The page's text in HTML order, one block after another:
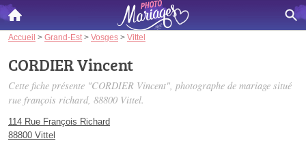
Accueil > Grand-Est > Vosges > Vittel
CORDIER Vincent
Cette fiche présente "CORDIER Vincent", photographe de mariage situé
rue françois richard, 88800 Vittel.
114 Rue François Richard
88800 Vittel